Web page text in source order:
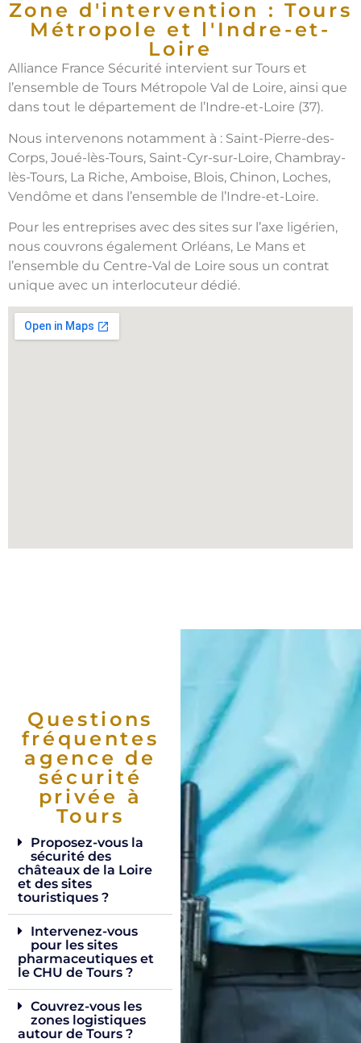
Zone d'intervention : Tours
Métropole et l'Indre-et-
Loire
Alliance France Sécurité intervient sur Tours et
l’ensemble de Tours Métropole Val de Loire, ainsi que
dans tout le département de l’Indre-et-Loire (37).
Nous intervenons notamment à : Saint-Pierre-des-
Corps, Joué-lès-Tours, Saint-Cyr-sur-Loire, Chambray-
lès-Tours, La Riche, Amboise, Blois, Chinon, Loches,
Vendôme et dans l’ensemble de l’Indre-et-Loire.
Pour les entreprises avec des sites sur l’axe ligérien,
nous couvrons également Orléans, Le Mans et
l’ensemble du Centre-Val de Loire sous un contrat
unique avec un interlocuteur dédié.
Questions
fréquentes
agence de
sécurité
privée à
Tours
Proposez-vous la
sécurité des
châteaux de la Loire
et des sites
touristiques ?
Intervenez-vous
pour les sites
pharmaceutiques et
le CHU de Tours ?
Couvrez-vous les
zones logistiques
autour de Tours ?